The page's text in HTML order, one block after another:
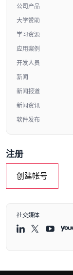
公司产品
大学赞助
学习资源
应用案例
开发人员
新闻
新闻报道
新闻资讯
软件发布
注册
创建帐号
社交媒体